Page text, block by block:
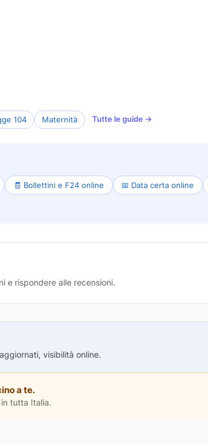
104 Maternità Tutte le guide →
🧾 Bollettini e F24 online 📅 Data certa online
e rispondere alle recensioni.
visibilità online.
a te.
tutta Italia.